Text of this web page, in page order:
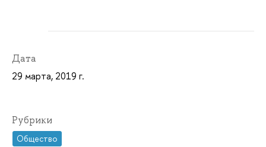
Дата
29 марта, 2019 г.
Рубрики
Общество